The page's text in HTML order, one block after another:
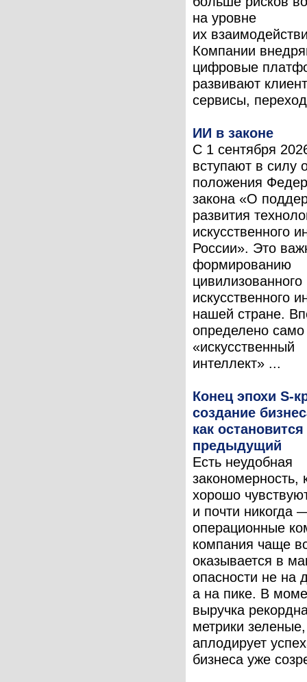
на уровне
их
Компании
цифровые
развивают
сервисы,
ИИ в законе
С 1 сентября
вступают в силу
положения
закона «О
развития
искусственного
России». Это
формированию
искусственного
нашей стране.
определено само
«искусственный
интеллект» ...
Конец эпохи S-
создание
как остановится
предыдущий
Есть неудобная
закономерность,
хорошо
и почти никогда
операционные
компания чаще
оказывается в
опасности не на
а на пике. В
выручка
метрики
аплодирует
бизнеса уже